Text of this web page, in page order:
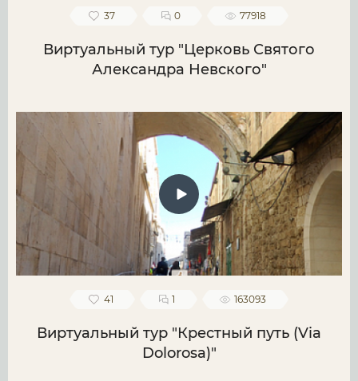
37 0 77918
Виртуальный тур "Церковь Святого
Александра Невского"
41 1 163093
Виртуальный тур "Крестный путь (Via
Dolorosa)"